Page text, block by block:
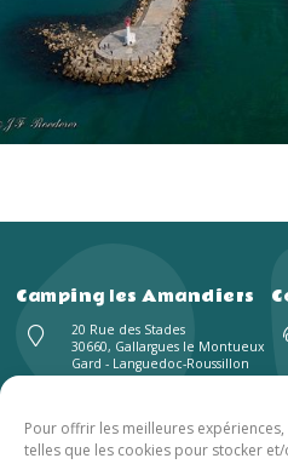
Pour offrir les meilleures
telles que les cookies pour stocker
Camping les Amandiers
20 Rue des Stades
30660, Gallargues le Montueux
Gard - Languedoc-Roussillon